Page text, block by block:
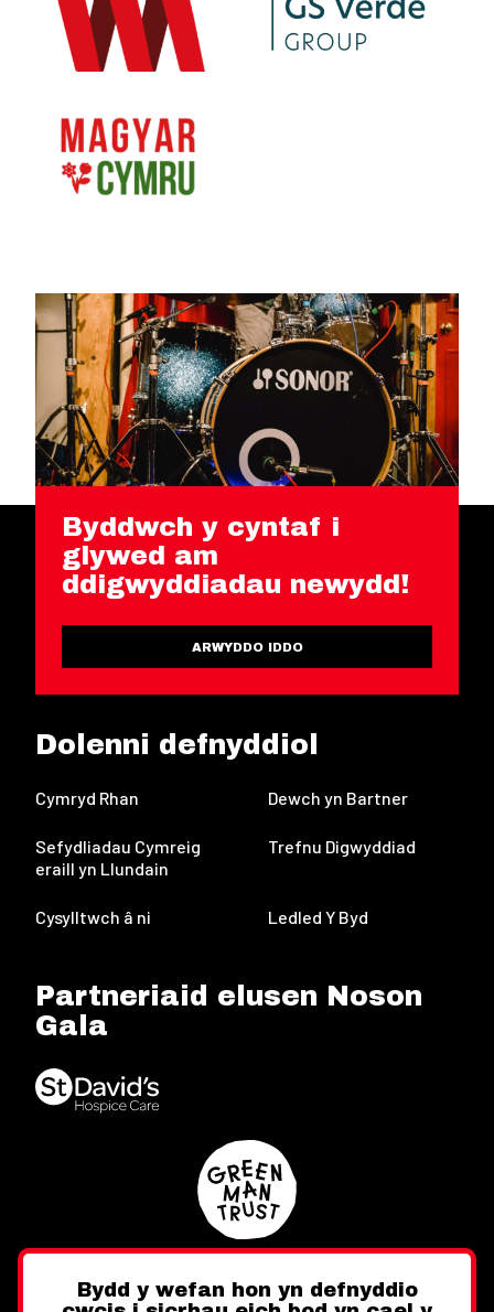
Byddwch y cyntaf i
glywed am
ddigwyddiadau newydd!
ARWYDDO IDDO
Dolenni defnyddiol
Cymryd Rhan Dewch yn Bartner
Sefydliadau Cymreig
eraill yn Llundain
Trefnu Digwyddiad
Cysylltwch â ni Ledled Y Byd
Partneriaid elusen Noson
Gala
Bydd y wefan hon yn defnyddio